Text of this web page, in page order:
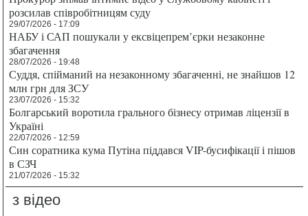
розсилав співробітницям суду
29/07/2026 - 17:09
НАБУ і САП пошукали у ексвіцепрем’єрки незаконне
збагачення
28/07/2026 - 19:48
Суддя, спійманий на незаконному збагаченні, не знайшов 12
млн грн для ЗСУ
23/07/2026 - 15:32
Болгарський воротила грального бізнесу отримав ліцензії в
Україні
22/07/2026 - 12:59
Син соратника кума Путіна піддався VIP-бусифікації і пішов
в СЗЧ
21/07/2026 - 15:32
з відео